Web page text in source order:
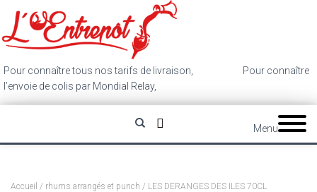
Pour connaître tous nos tarifs de livraison,
Pour connaître
l’envoie de colis par Mondial Relay,
Menu
Accueil / rhums arrangés et punch / LES DERANGES DES ILES 70CL